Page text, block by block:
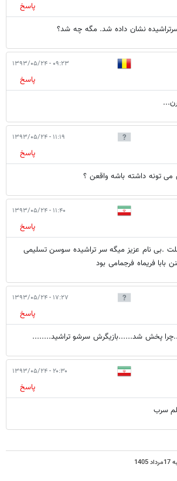
پاسخ
نشان داده شد. مگه چه شد؟
۰۹:۲۳ - ۱۳۹۳/۰۵/۲۴
پاسخ
۱۱:۱۹ - ۱۳۹۳/۰۵/۲۴
پاسخ
می تونه داشته باشه واقعن ؟
۱۱:۴۰ - ۱۳۹۳/۰۵/۲۴
پاسخ
.بی نام عزیز میگه سر تراشیده سوسن تسلیمی
بابا فریماه فرجمامی بود
۱۷:۲۷ - ۱۳۹۳/۰۵/۲۴
پاسخ
پخش شد......بازیگرش سرشو تراشید........
۲۰:۳۰ - ۱۳۹۳/۰۵/۲۴
پاسخ
سرب